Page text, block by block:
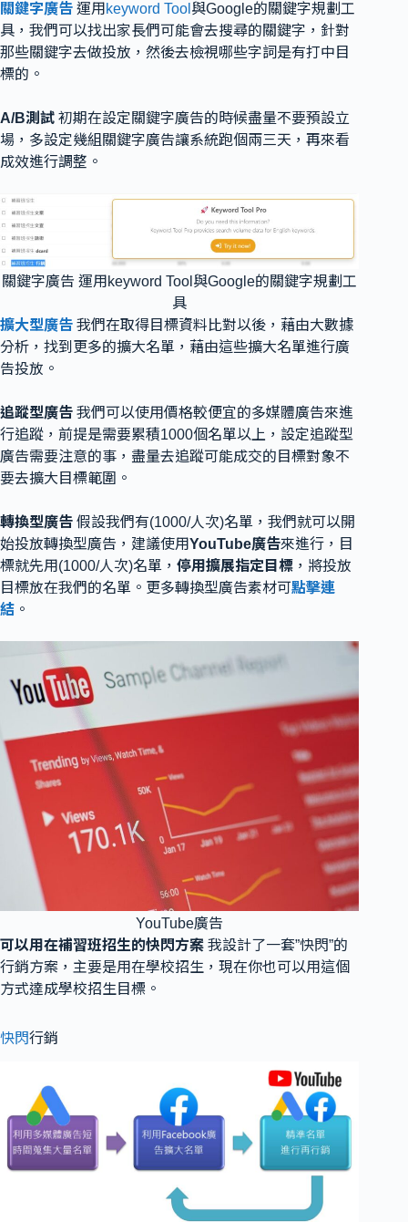
關鍵字廣告 運用 keyword Tool 與Google的關鍵字規劃工
具，我們可以找出家長們可能會去搜尋的關鍵字，針對
那些關鍵字去做投放，然後去檢視哪些字詞是有打中目
標的。
A/B測試 初期在設定關鍵字廣告的時候盡量不要預設立
場，多設定幾組關鍵字廣告讓系統跑個兩三天，再來看
成效進行調整。
關鍵字廣告 運用keyword Tool與Google的關鍵字規劃工
具
擴大型廣告 我們在取得目標資料比對以後，藉由大數據
分析，找到更多的擴大名單，藉由這些擴大名單進行廣
告投放。
追蹤型廣告 我們可以使用價格較便宜的多媒體廣告來進
行追蹤，前提是需要累積1000個名單以上，設定追蹤型
廣告需要注意的事，盡量去追蹤可能成交的目標對象不
要去擴大目標範圍。
轉換型廣告 假設我們有(1000/人次)名單，我們就可以開
始投放轉換型廣告，建議使用YouTube廣告來進行，目
標就先用(1000/人次)名單， 停用擴展指定目標 ，將投放
目標放在我們的名單。更多轉換型廣告素材可點擊連
結 。
YouTube廣告
可以用在補習班招生的快閃方案 我設計了一套”快閃”的
行銷方案，主要是用在學校招生，現在你也可以用這個
方式達成學校招生目標。
快閃行銷